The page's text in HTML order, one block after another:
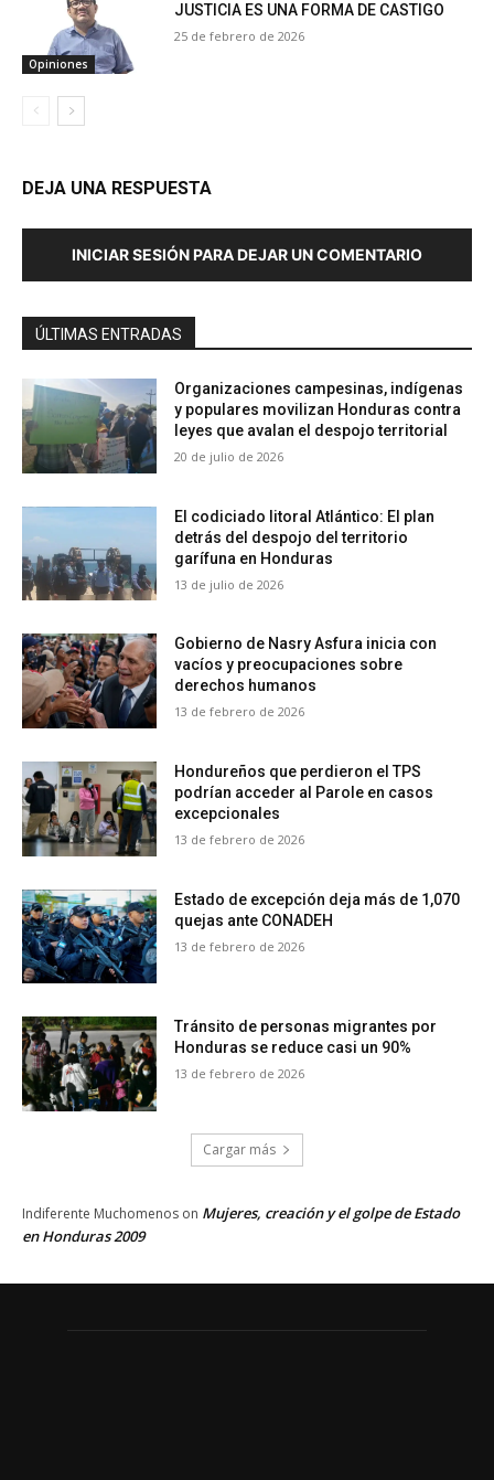
Opiniones
JUSTICIA ES UNA FORMA DE CASTIGO
25 de febrero de 2026
DEJA UNA RESPUESTA
INICIAR SESIÓN PARA DEJAR UN COMENTARIO
ÚLTIMAS ENTRADAS
Organizaciones campesinas, indígenas
y populares movilizan Honduras contra
leyes que avalan el despojo territorial
20 de julio de 2026
El codiciado litoral Atlántico: El plan
detrás del despojo del territorio
garífuna en Honduras
13 de julio de 2026
Gobierno de Nasry Asfura inicia con
vacíos y preocupaciones sobre
derechos humanos
13 de febrero de 2026
Hondureños que perdieron el TPS
podrían acceder al Parole en casos
excepcionales
13 de febrero de 2026
Estado de excepción deja más de 1,070
quejas ante CONADEH
13 de febrero de 2026
Tránsito de personas migrantes por
Honduras se reduce casi un 90%
13 de febrero de 2026
Cargar más
Indiferente Muchomenos on Mujeres, creación y el golpe de Estado
en Honduras 2009